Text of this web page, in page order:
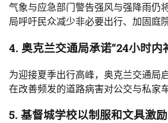
气象与应急部门警告强风与强降雨仍
局呼吁民众减少非必要出行、加固庭
4. 奥克兰交通局承诺“24小时内
为迎接夏季出行高峰，奥克兰交通局
在改善频发的道路病害对公交与私家
5. 基督城学校以制服和文具激